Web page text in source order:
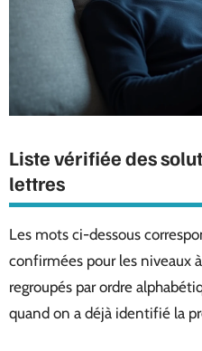
Liste vérifiée des
lettres
Les mots ci-dessous
confirmées pour les niveaux
regroupés par ordre
quand on a déjà identifié la